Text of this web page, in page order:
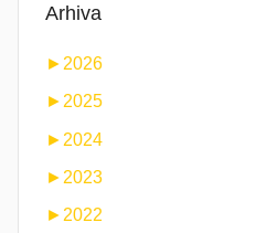
Arhiva
► 2026
► 2025
► 2024
► 2023
► 2022